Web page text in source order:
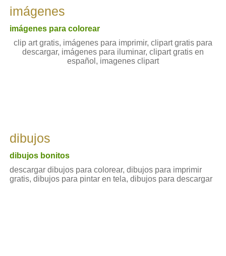
imágenes
imágenes para colorear
clip art gratis, imágenes para imprimir, clipart gratis para
descargar, imágenes para iluminar, clipart gratis en
español, imagenes clipart
dibujos
dibujos bonitos
descargar dibujos para colorear, dibujos para imprimir
gratis, dibujos para pintar en tela, dibujos para descargar